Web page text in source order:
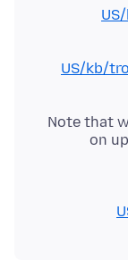
US/kb/
Note that
on